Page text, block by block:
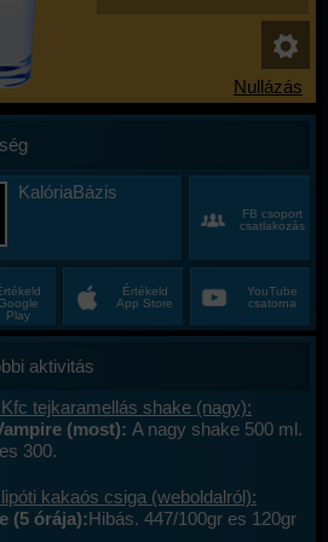
KalóriaBázis
FB csoport
csatlakozás
Play
Értékeld
App Store
YouTube
csatorna
aktivitás
tejkaramellás shake (nagy):
(most): A nagy shake 500 ml.
300.
kakaós csiga (weboldalról):
(5 órája):Hibás. 447/100gr es 120gr